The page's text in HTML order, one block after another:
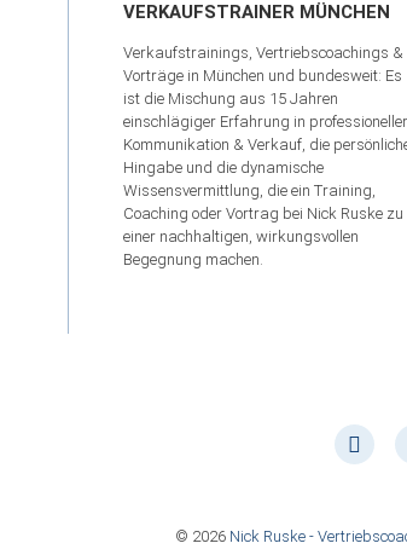
VERKAUFSTRAINER MÜNCHEN
Verkaufstrainings, Vertriebscoachings &
Vorträge in München und bundesweit: Es
ist die Mischung aus 15 Jahren
einschlägiger Erfahrung in professioneller
Kommunikation & Verkauf, die
Hingabe und die dynamische
Wissensvermittlung, die ein Training,
Coaching oder Vortrag bei Nick Ruske zu
einer nachhaltigen, wirkungsvollen
Begegnung machen.
© 2026 Nick Ruske -